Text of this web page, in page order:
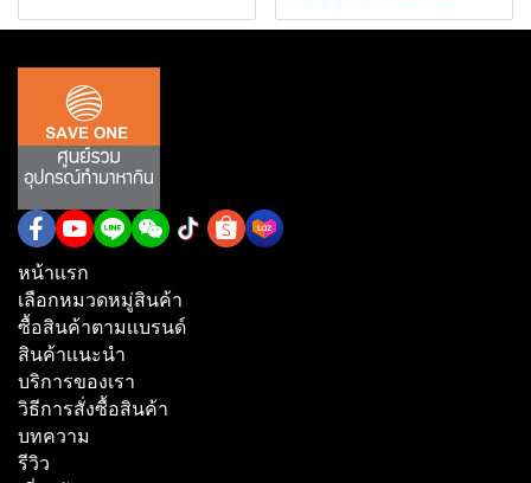
หน้าเเรก
เลือกหมวดหมู่สินค้า
ซื้อสินค้าตามเเบรนด์
สินค้าเเนะนำ
บริการของเรา
วิธีการสั่งซื้อสินค้า
บทความ
รีวิว